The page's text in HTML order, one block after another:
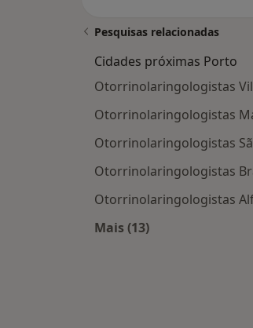
Pesquisas relacionadas
Cidades próximas Porto
Otorrinolaringologistas
Otorrinolaringologistas
Otorrinolaringologistas
Otorrinolaringologistas
Otorrinolaringologistas
Mais (13)